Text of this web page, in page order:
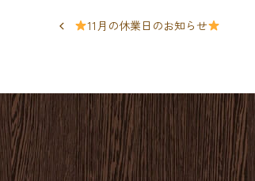
11月の休業日のお知らせ